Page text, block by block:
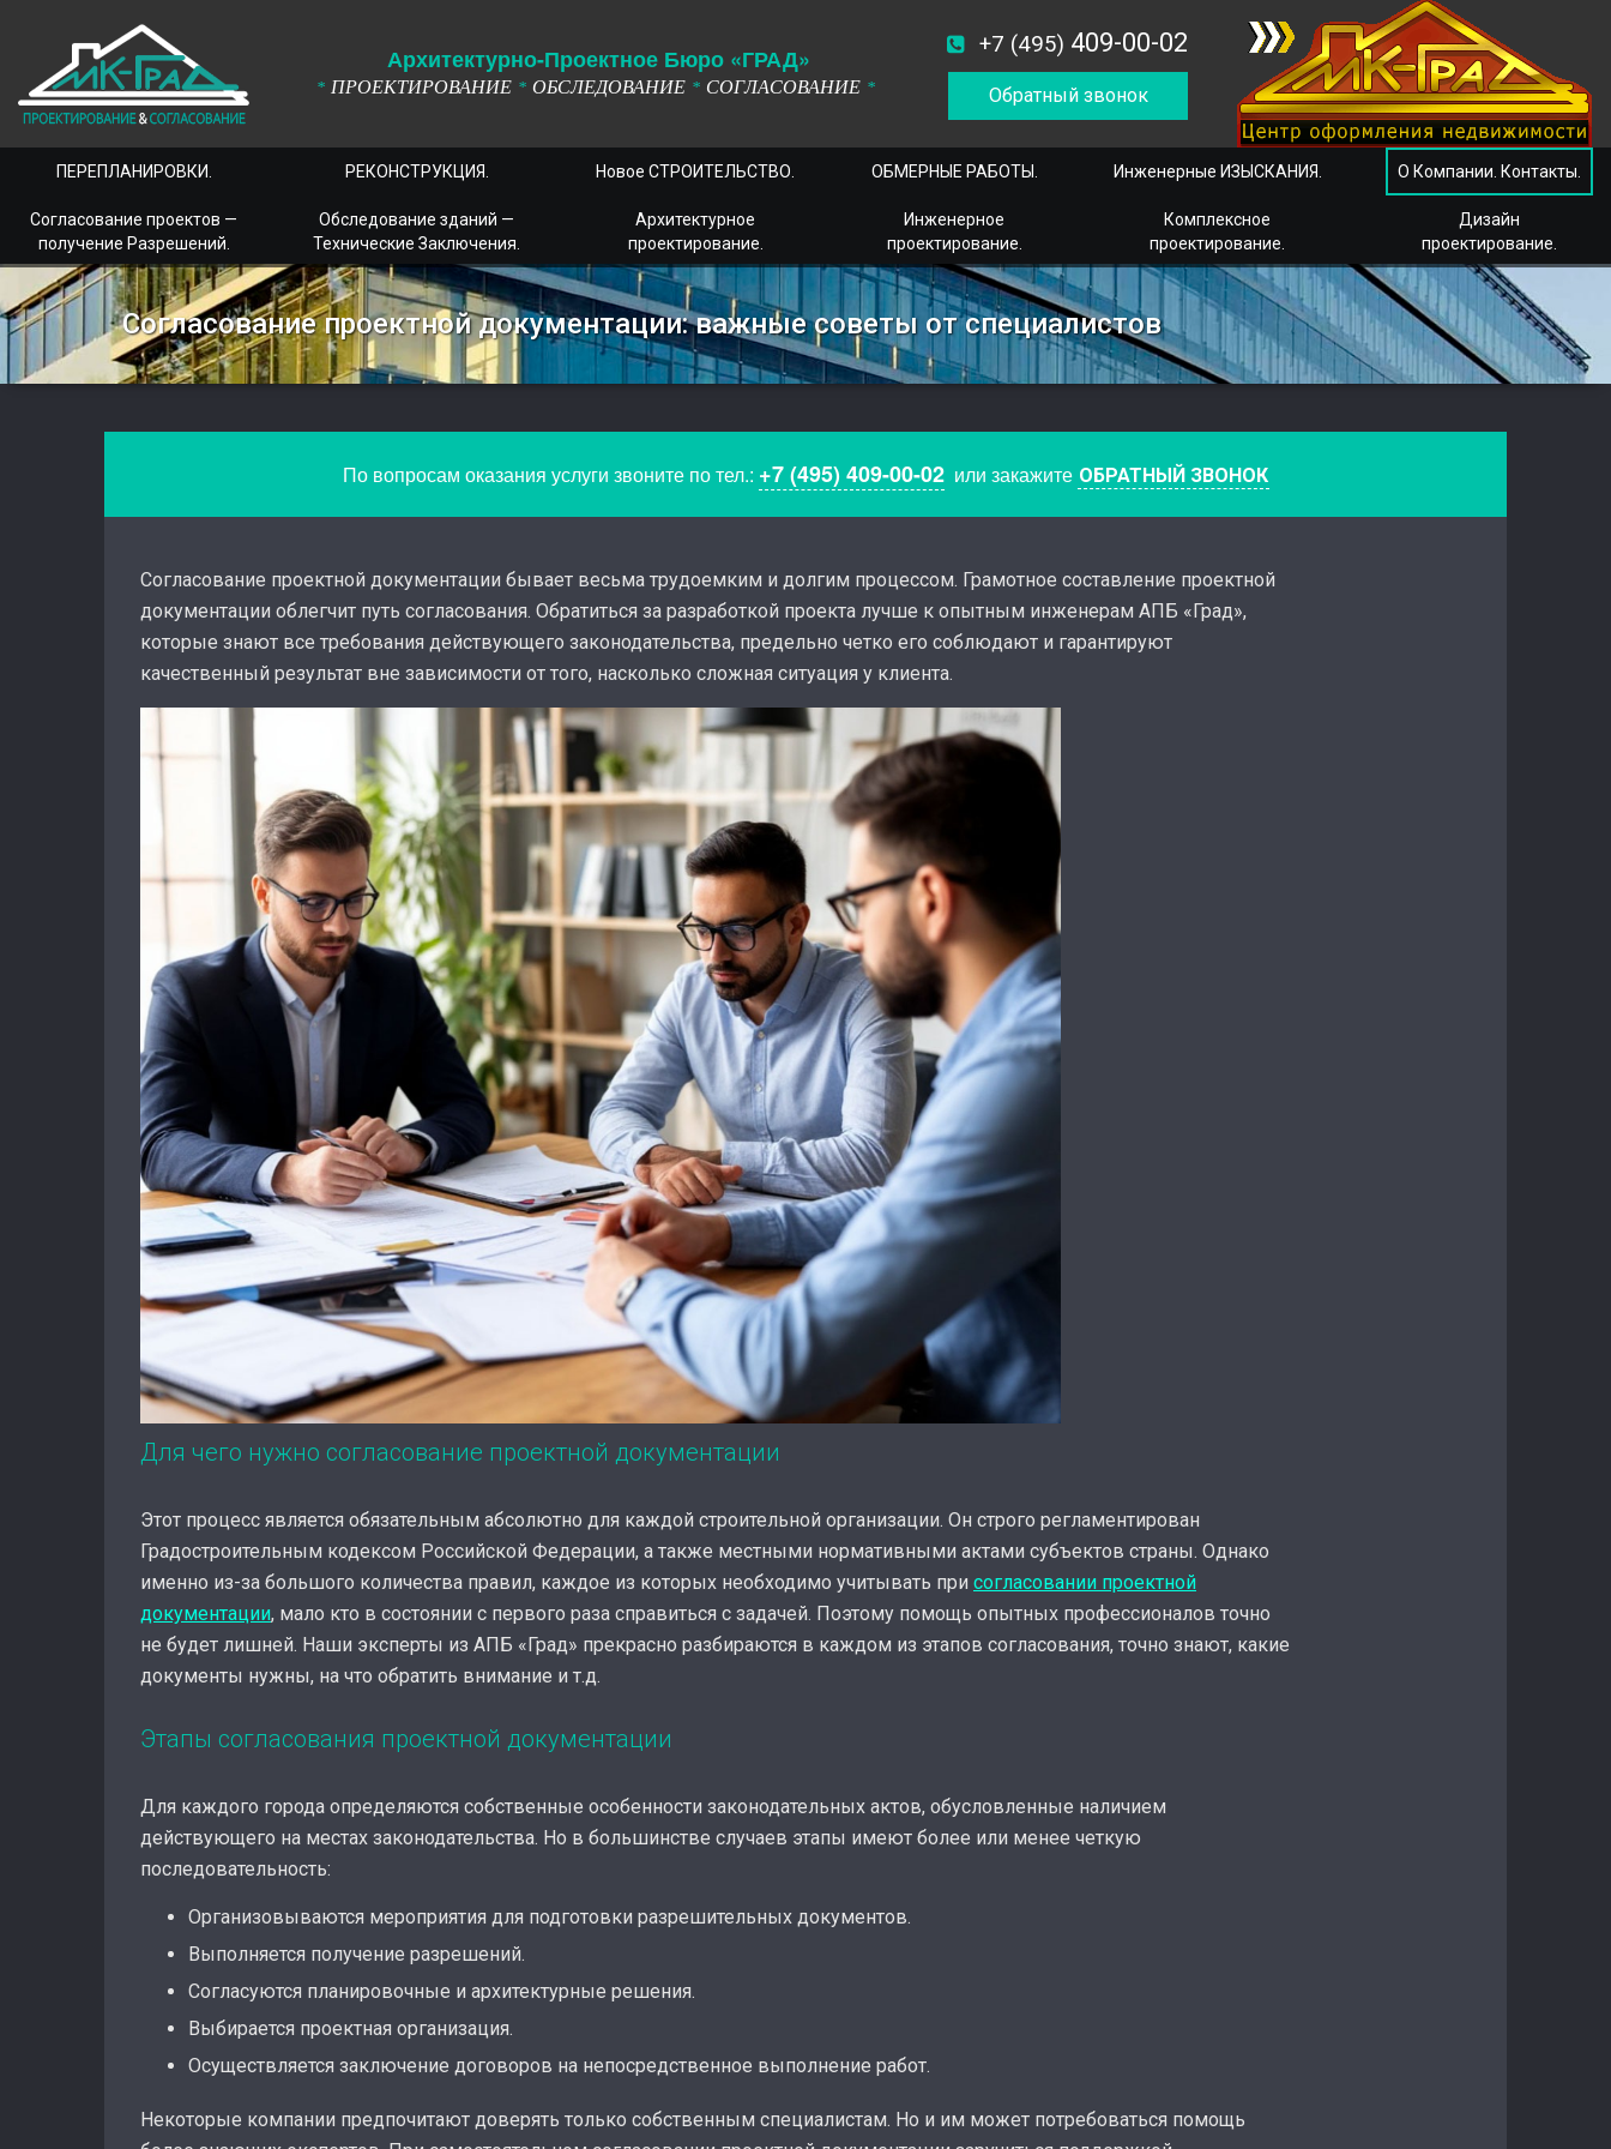
Архитектурно-Проектное Бюро «ГРАД»
* ПРОЕКТИРОВАНИЕ * ОБСЛЕДОВАНИЕ * СОГЛАСОВАНИЕ *
+7 (495) 409-00-02
Обратный звонок
ПЕРЕПЛАНИРОВКИ. РЕКОНСТРУКЦИЯ. Новое СТРОИТЕЛЬСТВО. ОБМЕРНЫЕ РАБОТЫ. Инженерные ИЗЫСКАНИЯ. О Компании. Контакты.
Согласование проектов —
получение Разрешений.
Обследование зданий —
Технические Заключения.
Архитектурное
проектирование.
Инженерное
проектирование.
Комплексное
проектирование.
Дизайн
проектирование.
Согласование проектной документации: важные советы от специалистов
По вопросам оказания услуги звоните по тел.: +7 (495) 409-00-02или закажите ОБРАТНЫЙ ЗВОНОК
Согласование проектной документации бывает весьма трудоемким и долгим процессом. Грамотное составление проектной
документации облегчит путь согласования. Обратиться за разработкой проекта лучше к опытным инженерам АПБ «Град»,
которые знают все требования действующего законодательства, предельно четко его соблюдают и гарантируют
качественный результат вне зависимости от того, насколько сложная ситуация у клиента.
Для чего нужно согласование проектной документации
Этот процесс является обязательным абсолютно для каждой строительной организации. Он строго регламентирован
Градостроительным кодексом Российской Федерации, а также местными нормативными актами субъектов страны. Однако
именно из-за большого количества правил, каждое из которых необходимо учитывать при согласовании проектной
документации, мало кто в состоянии с первого раза справиться с задачей. Поэтому помощь опытных профессионалов точно
не будет лишней. Наши эксперты из АПБ «Град» прекрасно разбираются в каждом из этапов согласования, точно знают, какие
документы нужны, на что обратить внимание и т.д.
Этапы согласования проектной документации
Для каждого города определяются собственные особенности законодательных актов, обусловленные наличием
действующего на местах законодательства. Но в большинстве случаев этапы имеют более или менее четкую
последовательность:
Организовываются мероприятия для подготовки разрешительных документов.
Выполняется получение разрешений.
Согласуются планировочные и архитектурные решения.
Выбирается проектная организация.
Осуществляется заключение договоров на непосредственное выполнение работ.
Некоторые компании предпочитают доверять только собственным специалистам. Но и им может потребоваться помощь